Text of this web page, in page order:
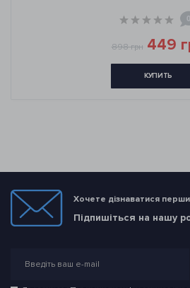
0
898 грн 449
КУПИТЬ
Хочете дізнаватися
Підпишіться на нашу